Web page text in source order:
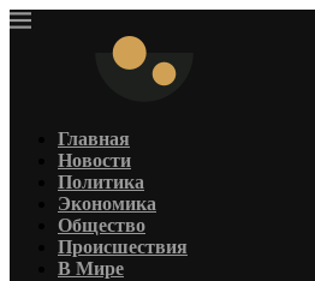
Главная
Новости
Политика
Экономика
Общество
Происшествия
В Мире